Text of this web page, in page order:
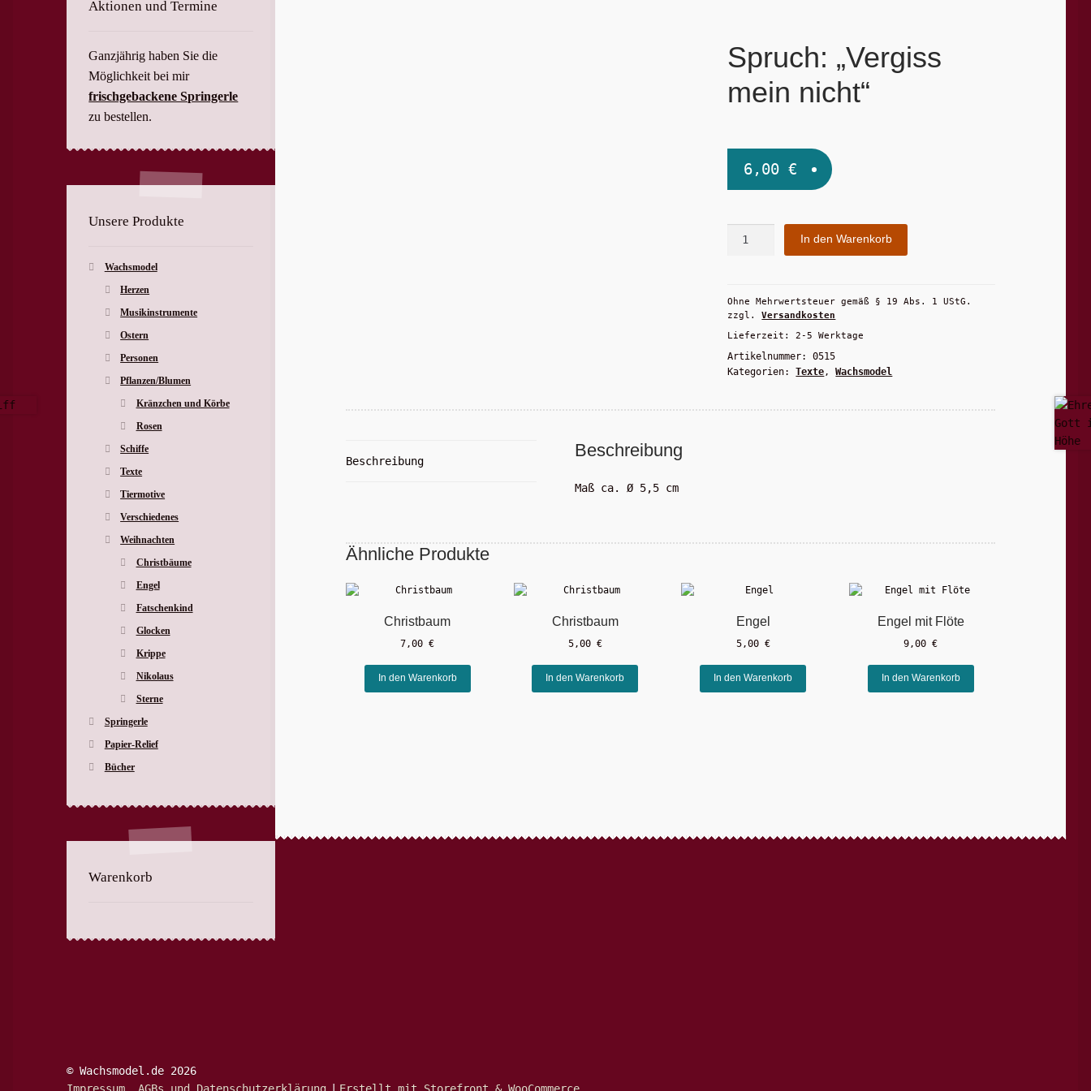
Spruch: „Vergiss
mein nicht“
6,00 €
Menge
In den Warenkorb
Ohne Mehrwertsteuer gemäß § 19 Abs. 1 UStG.
zzgl.Versandkosten
Lieferzeit:2-5 Werktage
Artikelnummer:0515
Kategorien:Texte,Wachsmodel
Beschreibung
Beschreibung
Maß ca. Ø 5,5 cm
Ähnliche Produkte
Christbaum
7,00€
In den Warenkorb
Christbaum
5,00 €
In den Warenkorb
Engel
5,00 €
In den Warenkorb
Engel mit Flöte
9,00€
In den Warenkorb
Aktionen und Termine
Ganzjährig haben Sie die
Möglichkeit bei mir
frischgebackene Springerle
zu bestellen.
Unsere Produkte
Wachsmodel
Herzen
Musikinstrumente
Ostern
Personen
Pflanzen/Blumen
Kränzchen und Körbe
Rosen
Schiffe
Texte
Tiermotive
Verschiedenes
Weihnachten
Christbäume
Engel
Fatschenkind
Glocken
Krippe
Nikolaus
Sterne
Springerle
Papier-Relief
Bücher
Warenkorb
© Wachsmodel.de 2026